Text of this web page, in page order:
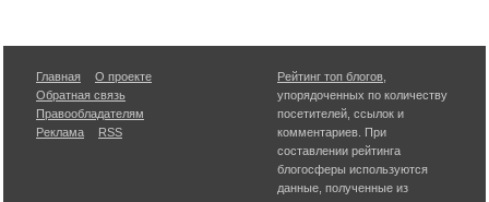
Главная
О проекте
Обратная связь
Правообладателям
Реклама
RSS
Рейтинг топ блогов
упорядоченных по количеству
посетителей, ссылок и
комментариев. При
составлении рейтинга
блогосферы используются
данные, полученные из